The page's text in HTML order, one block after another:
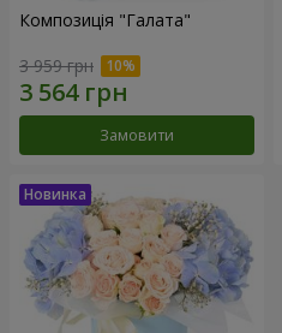
Композиція "Галата"
3 959 грн
Замовити